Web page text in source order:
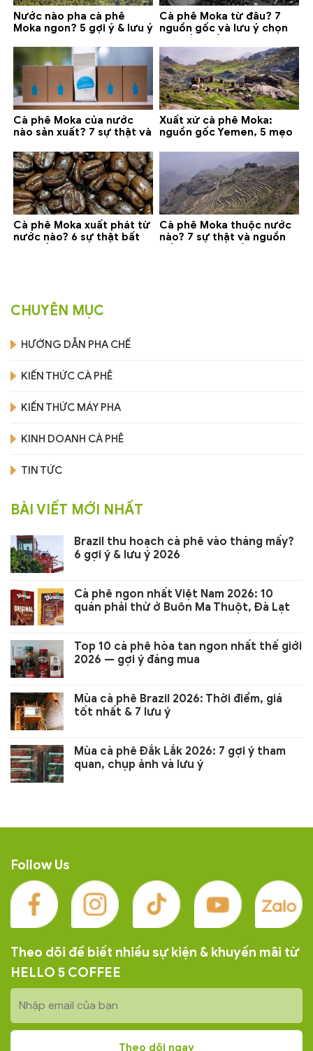
Nước nào pha cà phê
Moka ngon? 5 gợi ý & lưu ý
Cà phê Moka từ đâu? 7
nguồn gốc và lưu ý chọn
Cà phê Moka của nước
nào sản xuất? 7 sự thật và
Xuất xứ cà phê Moka:
nguồn gốc Yemen, 5 mẹo
Cà phê Moka xuất phát từ
nước nào? 6 sự thật bất
Cà phê Moka thuộc nước
nào? 7 sự thật và nguồn
CHUYÊN MỤC
HƯỚNG DẪN PHA CHẾ
KIẾN THỨC CÀ PHÊ
KIẾN THỨC MÁY PHA
KINH DOANH CÀ PHÊ
TIN TỨC
BÀI VIẾT MỚI NHẤT
Brazil thu hoạch cà phê vào tháng mấy?
6 gợi ý & lưu ý 2026
Cà phê ngon nhất Việt Nam 2026: 10
quán phải thử ở Buôn Ma Thuột, Đà Lạt
Top 10 cà phê hòa tan ngon nhất thế giới
2026 — gợi ý đáng mua
Mùa cà phê Brazil 2026: Thời điểm, giá
tốt nhất & 7 lưu ý
Mùa cà phê Đắk Lắk 2026: 7 gợi ý tham
quan, chụp ảnh và lưu ý
Follow Us
Theo dõi để biết nhiều sự kiện & khuyến mãi từ
HELLO 5 COFFEE